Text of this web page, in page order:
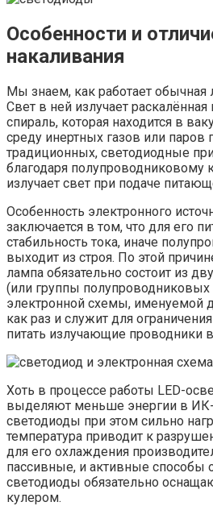
Особенности и
накаливания
Мы знаем, как работает обычная
Свет в ней излучает
спираль, которая находится в
среду инертных газов или паров
традиционных, светодиодные
благодаря полупроводниковому
излучает свет при подаче
Особенность электронного
заключается в том, что для его
стабильность тока, иначе
выходит из строя. По этой
лампа обязательно состоит из
(или группы полупроводниковых
электронной схемы, именуемой
как раз и служит для
питать излучающие проводники
Хоть в процессе работы LED-
выделяют меньше энергии в
светодиоды при этом сильно
температура приводит к
для его охлаждения
пассивные, и активные
светодиоды обязательно
кулером.